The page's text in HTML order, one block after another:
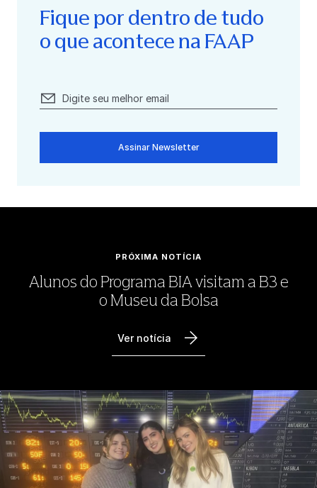
Fique por dentro de tudo
o que acontece na FAAP
Assinar Newsletter
PRÓXIMA NOTÍCIA
Alunos do Programa BIA visitam a B3 e
o Museu da Bolsa
Ver notícia